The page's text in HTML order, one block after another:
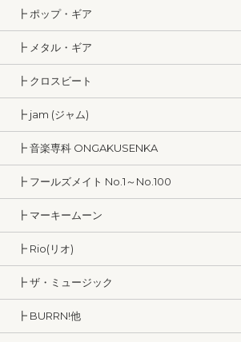
┣ ポップ・ギア
┣ メタル・ギア
┣ クロスビート
┣ jam (ジャム)
┣ 音楽専科 ONGAKUSENKA
┣ フールズメイト No.1～No.100
┣ マーキームーン
┣ Rio(リオ)
┣ ザ・ミュージック
┣ BURRN!他